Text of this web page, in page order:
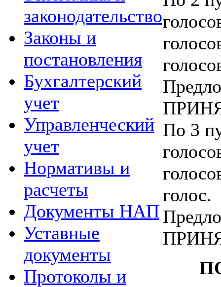
законодательство
Законы и
постановления
Бухгалтерский
учет
Управленческий
учет
Нормативы и
расчеты
Документы НАП
Уставные
документы
Протоколы и
По 3
голос.